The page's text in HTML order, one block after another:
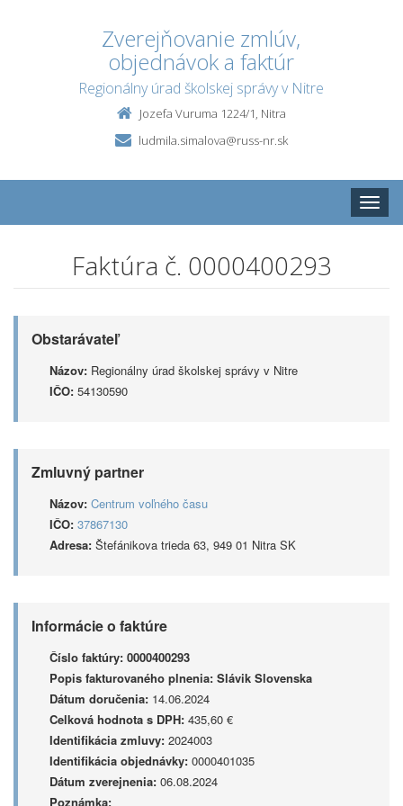
Zverejňovanie zmlúv,
objednávok a faktúr
Regionálny úrad školskej správy v Nitre
Jozefa Vuruma 1224/1, Nitra
ludmila.simalova@russ-nr.sk
Toggle
Faktúra č. 0000400293
Obstarávateľ
Názov: Regionálny úrad školskej správy v Nitre
IČO: 54130590
Zmluvný partner
Názov: Centrum voľného času
IČO: 37867130
Adresa: Štefánikova trieda 63, 949 01 Nitra SK
Informácie o faktúre
Číslo faktúry: 0000400293
Popis fakturovaného plnenia: Slávik Slovenska
Dátum doručenia: 14.06.2024
Celková hodnota s DPH: 435,60 €
Identifikácia zmluvy: 2024003
Identifikácia objednávky: 0000401035
Dátum zverejnenia: 06.08.2024
Poznámka: